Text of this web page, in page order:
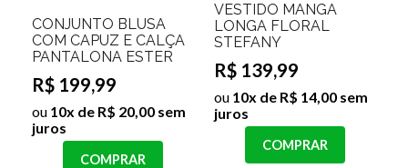
CONJUNTO BLUSA
COM CAPUZ E CALÇA
PANTALONA ESTER
R$ 199,99
ou 10x de R$ 20,00 sem
juros
COMPRAR
VESTIDO MANGA
LONGA FLORAL
STEFANY
R$ 139,99
ou 10x de R$ 14,00 sem
juros
COMPRAR